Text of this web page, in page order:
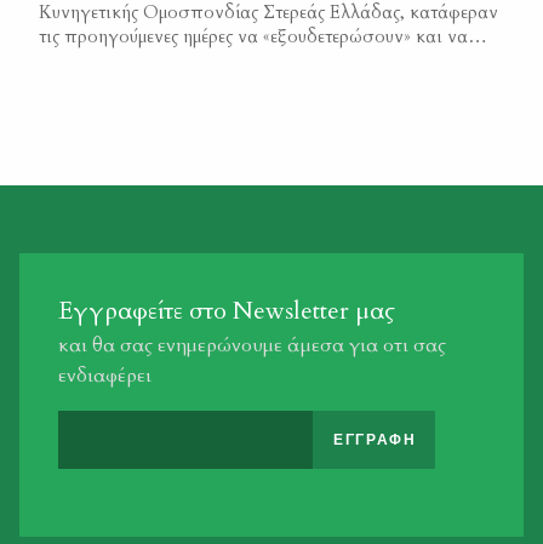
Κυνηγετικής Ομοσπονδίας Στερεάς Ελλάδας, κατάφεραν
τις προηγούμενες ημέρες να «εξουδετερώσουν» και να
η Κυνηγετική Ομοσπονδία Στερεάς Ελλάδας […]
Εγγραφείτε στο Newsletter μας
και θα σας ενημερώνουμε άμεσα για οτι σας
ενδιαφέρει